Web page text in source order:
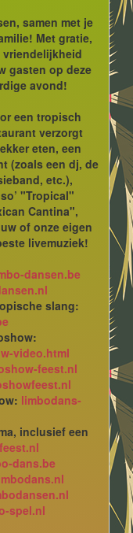
samen met je
Met gratie,
gasten op deze
avond!
een tropisch
verzorgt
eten, een
(zoals een dj, de
etc.),
"Tropical"
Cantina",
of onze eigen
livemuziek!
dansen.be
slang:
video.html
feest.nl
limbodans-
inclusief een
dans.be
spel.nl